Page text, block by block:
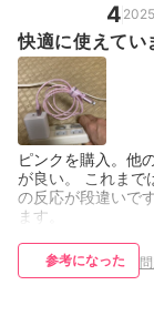
4
快適に使えてい
ピンクを購入。他
が良い。 これまで
の反応が段違いで
ます。
参考になった